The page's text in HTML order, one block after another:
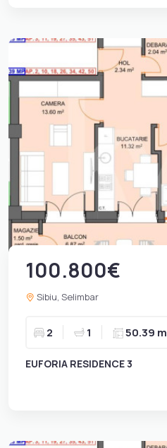
100.800€
Sibiu, Selimbar
2 1 50.39 m
EUFORIA RESIDENCE 3